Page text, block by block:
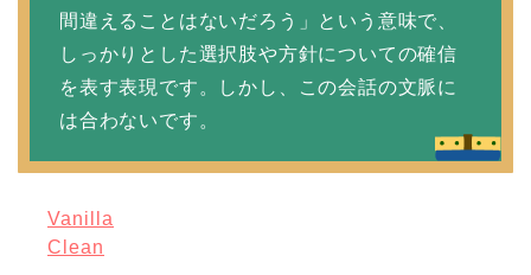
間違えることはないだろう」という意味で、
しっかりとした選択肢や方針についての確信
を表す表現です。しかし、この会話の文脈に
は合わないです。
Vanilla
Clean